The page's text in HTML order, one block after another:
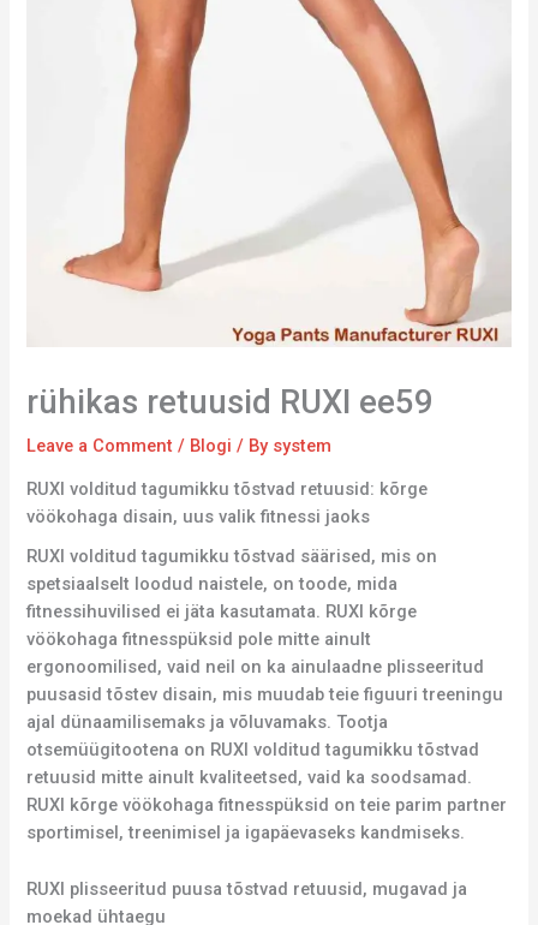
rühikas retuusid RUXI ee59
Leave a Comment / Blogi / By system
RUXI volditud tagumikku tõstvad retuusid: kõrge
vöökohaga disain, uus valik fitnessi jaoks
RUXI volditud tagumikku tõstvad säärised, mis on
spetsiaalselt loodud naistele, on toode, mida
fitnessihuvilised ei jäta kasutamata. RUXI kõrge
vöökohaga fitnesspüksid pole mitte ainult
ergonoomilised, vaid neil on ka ainulaadne plisseeritud
puusasid tõstev disain, mis muudab teie figuuri treeningu
ajal dünaamilisemaks ja võluvamaks. Tootja
otsemüügitootena on RUXI volditud tagumikku tõstvad
retuusid mitte ainult kvaliteetsed, vaid ka soodsamad.
RUXI kõrge vöökohaga fitnesspüksid on teie parim partner
sportimisel, treenimisel ja igapäevaseks kandmiseks.
RUXI plisseeritud puusa tõstvad retuusid, mugavad ja
moekad ühtaegu